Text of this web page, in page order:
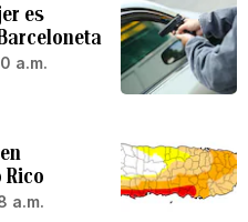
es
a.m.
Rico
a.m.